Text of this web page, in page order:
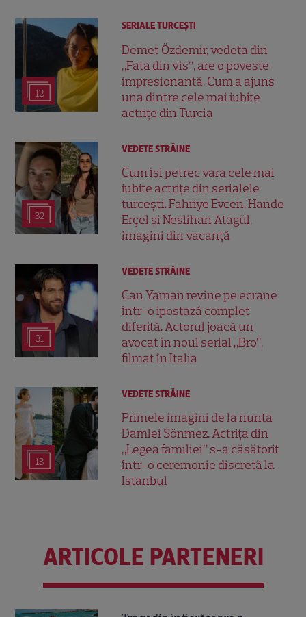
12
SERIALE TURCEŞTI
Demet Özdemir, vedeta din
„Fata din vis”, are o poveste
impresionantă. Cum a ajuns
una dintre cele mai iubite
actrițe din Turcia
32
VEDETE STRĂINE
Cum își petrec vara cele mai
iubite actrițe din serialele
turcești. Fahriye Evcen, Hande
Erçel și Neslihan Atagül,
imagini din vacanță
31
VEDETE STRĂINE
Can Yaman revine pe ecrane
într-o ipostază complet
diferită. Actorul joacă un
avocat în noul serial „Bro”,
filmat în Italia
13
VEDETE STRĂINE
Primele imagini de la nunta
Damlei Sönmez. Actrița din
„Legea familiei” s-a căsătorit
într-o ceremonie discretă la
Istanbul
ARTICOLE PARTENERI